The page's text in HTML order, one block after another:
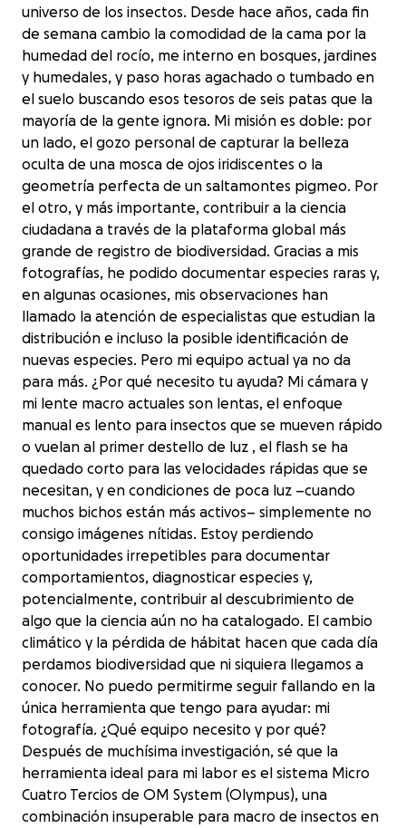
universo de los insectos. Desde hace años, cada fin
de semana cambio la comodidad de la cama por la
humedad del rocío, me interno en bosques, jardines
y humedales, y paso horas agachado o tumbado en
el suelo buscando esos tesoros de seis patas que la
mayoría de la gente ignora. Mi misión es doble: por
un lado, el gozo personal de capturar la belleza
oculta de una mosca de ojos iridiscentes o la
geometría perfecta de un saltamontes pigmeo. Por
el otro, y más importante, contribuir a la ciencia
ciudadana a través de la plataforma global más
grande de registro de biodiversidad. Gracias a mis
fotografías, he podido documentar especies raras y,
en algunas ocasiones, mis observaciones han
llamado la atención de especialistas que estudian la
distribución e incluso la posible identificación de
nuevas especies. Pero mi equipo actual ya no da
para más. ¿Por qué necesito tu ayuda? Mi cámara y
mi lente macro actuales son lentas, el enfoque
manual es lento para insectos que se mueven rápido
o vuelan al primer destello de luz , el flash se ha
quedado corto para las velocidades rápidas que se
necesitan, y en condiciones de poca luz –cuando
muchos bichos están más activos– simplemente no
consigo imágenes nítidas. Estoy perdiendo
oportunidades irrepetibles para documentar
comportamientos, diagnosticar especies y,
potencialmente, contribuir al descubrimiento de
algo que la ciencia aún no ha catalogado. El cambio
climático y la pérdida de hábitat hacen que cada día
perdamos biodiversidad que ni siquiera llegamos a
conocer. No puedo permitirme seguir fallando en la
única herramienta que tengo para ayudar: mi
fotografía. ¿Qué equipo necesito y por qué?
Después de muchísima investigación, sé que la
herramienta ideal para mi labor es el sistema Micro
Cuatro Tercios de OM System (Olympus), una
combinación insuperable para macro de insectos en